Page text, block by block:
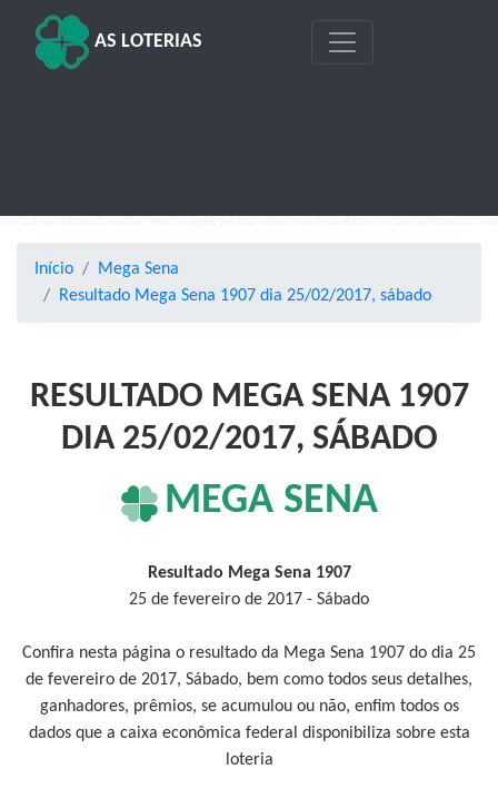
AS LOTERIAS
Início
Mega Sena
Resultado Mega Sena 1907 dia 25/02/2017, sábado
RESULTADO MEGA SENA 1907
DIA 25/02/2017, SÁBADO
MEGA SENA
Resultado Mega Sena 1907
25 de fevereiro de 2017 - Sábado
Confira nesta página o resultado da Mega Sena 1907 do dia 25
de fevereiro de 2017, Sábado, bem como todos seus detalhes,
ganhadores, prêmios, se acumulou ou não, enfim todos os
dados que a caixa econômica federal disponibiliza sobre esta
loteria